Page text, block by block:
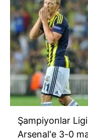
Şampiyonlar
Arsenal'e 3-0